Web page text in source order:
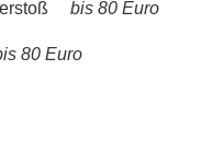
bis 80 Euro
80 Euro